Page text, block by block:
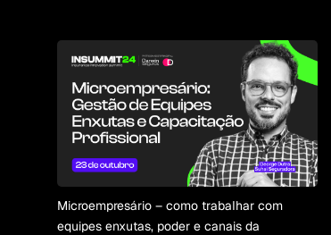
Microempresário – como trabalhar com
equipes enxutas, poder e canais da